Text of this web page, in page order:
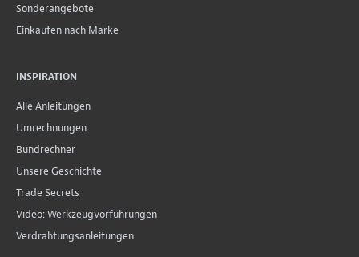
Sonderangebote
Einkaufen nach Marke
INSPIRATION
Alle Anleitungen
Umrechnungen
Bundrechner
Unsere Geschichte
Trade Secrets
Video: Werkzeugvorführungen
Verdrahtungsanleitungen